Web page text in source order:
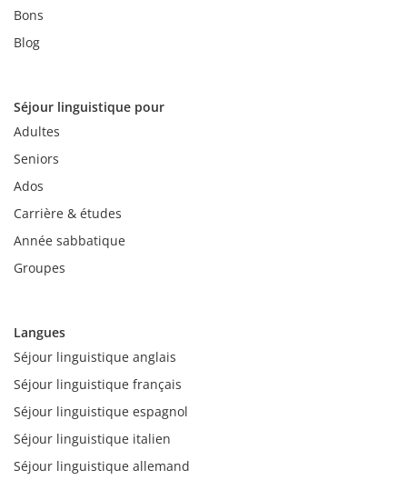
Bons
Blog
Séjour linguistique pour
Adultes
Seniors
Ados
Carrière & études
Année sabbatique
Groupes
Langues
Séjour linguistique anglais
Séjour linguistique français
Séjour linguistique espagnol
Séjour linguistique italien
Séjour linguistique allemand